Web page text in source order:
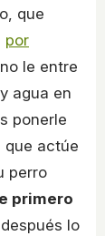
que
por
le entre
agua en
ponerle
que actúe
perro
primero
lo